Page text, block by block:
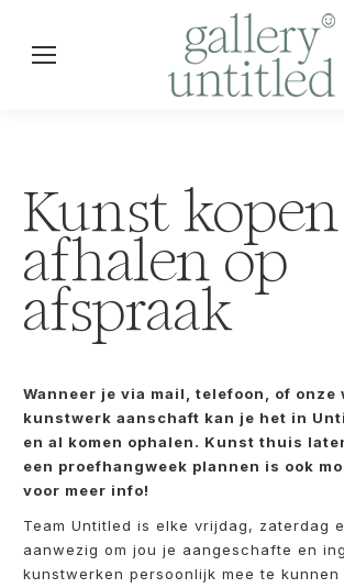
Kunst
afhalen op
afspraak
Wanneer je via mail, telefoon, of onze
kunstwerk aanschaft kan je het in
en al komen ophalen. Kunst thuis
een proefhangweek plannen is ook
voor meer info!
Team Untitled is elke vrijdag, zaterdag
aanwezig om jou je aangeschafte en
kunstwerken persoonlijk mee te